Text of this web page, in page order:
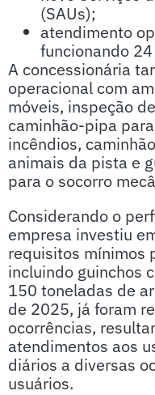
(SAUs);
atendimento
funcionando
A concessionária
operacional com
móveis, inspeção
caminhão-pipa
incêndios,
animais da pista e
para o socorro
Considerando o
empresa investiu
requisitos mínimos
incluindo guinchos
150 toneladas de
de 2025, já foram
ocorrências,
atendimentos aos
diários a diversas
usuários.